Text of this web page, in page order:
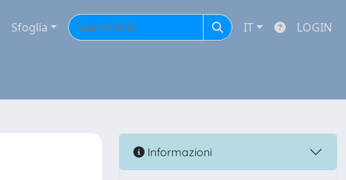
Sfoglia IT LOGIN
Informazioni